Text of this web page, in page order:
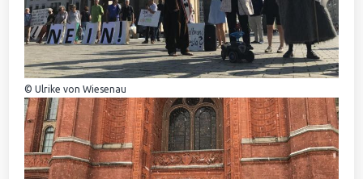
© Ulrike von Wiesenau